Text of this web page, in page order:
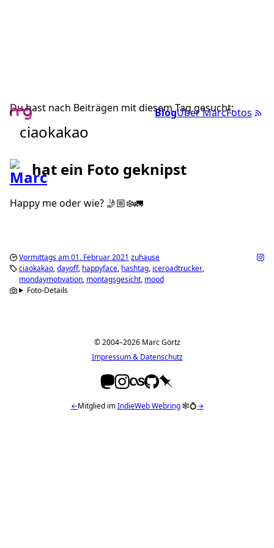
BlogÜber MarcFotos
Du hast nach Beiträgen mit diesem Tag gesucht:
ciaokakao
hat ein Foto geknipst
Happy me oder wie? 🤳🏼❄️🚛
Vormittags am 01. Februar 2021 zuhause
ciaokakao dayoff happyface hashtag iceroadtrucker
mondaymotivation montagsgesicht mood
Foto-Details
© 2004–2026 Marc Görtz
Impressum & Datenschutz
←Mitglied imIndieWeb Webring🕸💍→